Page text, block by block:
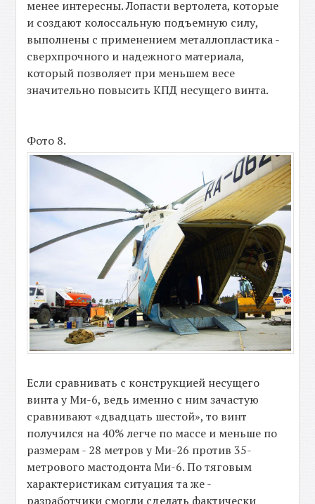
менее интересны. Лопасти вертолета, которые
и создают колоссальную подъемную силу,
выполнены с применением металлопластика -
сверхпрочного и надежного материала,
который позволяет при меньшем весе
значительно повысить КПД несущего винта.
Фото 8.
Если сравнивать с конструкцией несущего
винта у Ми-6, ведь именно с ним зачастую
сравнивают «двадцать шестой», то винт
получился на 40% легче по массе и меньше по
размерам - 28 метров у Ми-26 против 35-
метрового мастодонта Ми-6. По тяговым
характеристикам ситуация та же -
разработчики смогли сделать фактически